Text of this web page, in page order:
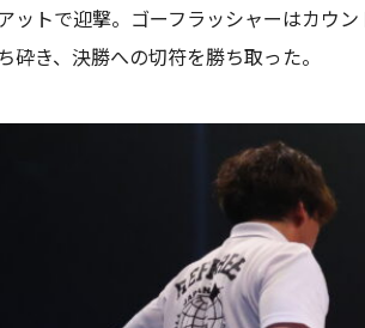
ットで迎撃。ゴーフラッシャーはカウ
砕き、決勝への切符を勝ち取った。